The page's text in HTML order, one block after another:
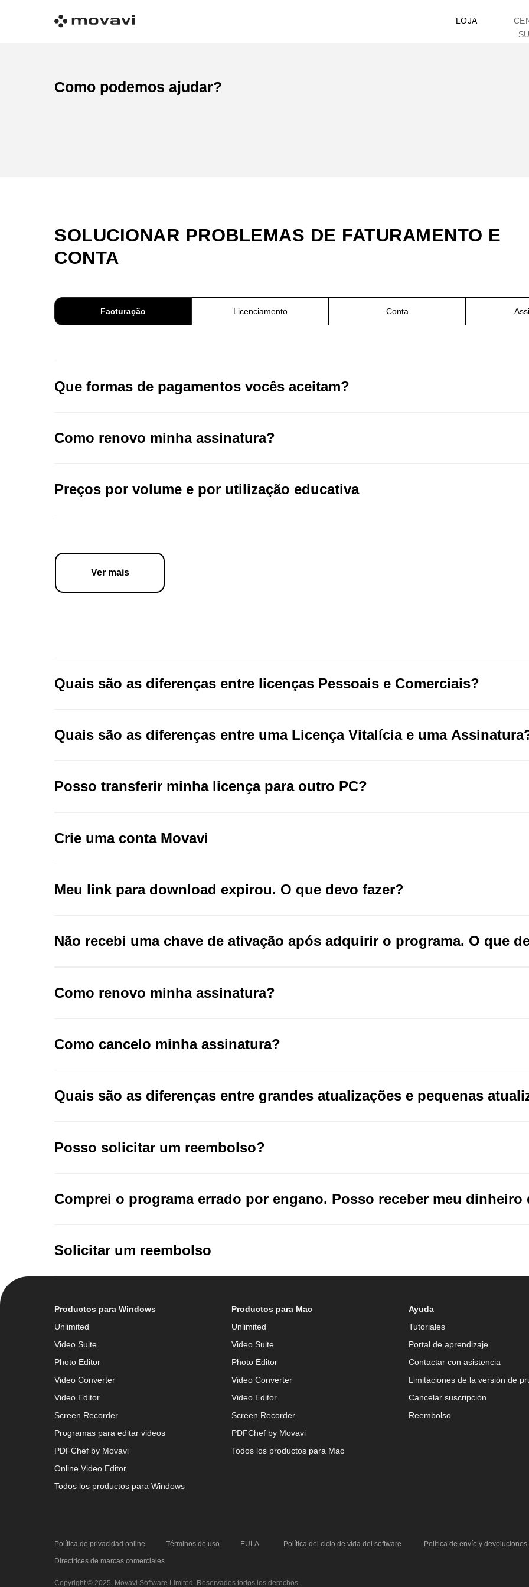
LOJA
Como podemos ajudar?
SOLUCIONAR PROBLEMAS DE FATURAMENTO E
CONTA
Facturação Licenciamento Conta
Que formas de pagamentos vocês aceitam?
Como renovo minha assinatura?
Preços por volume e por utilização educativa
Ver mais
Quais são as diferenças entre licenças Pessoais e Comerciais?
Quais são as diferenças entre uma Licença Vitalícia e uma
Posso transferir minha licença para outro PC?
Crie uma conta Movavi
Meu link para download expirou. O que devo fazer?
Não recebi uma chave de ativação após adquirir o programa. O que
Como renovo minha assinatura?
Como cancelo minha assinatura?
Quais são as diferenças entre grandes atualizações e pequenas
Posso solicitar um reembolso?
Comprei o programa errado por engano. Posso receber meu dinheiro
Solicitar um reembolso
Unlimited
Video Suite
Photo Editor
Video Converter
Video Editor
Screen Recorder
Programas para editar videos
PDFChef by Movavi
Online Video Editor
Todos los productos para Windows
Productos para Windows
Unlimited
Video Suite
Photo Editor
Video Converter
Video Editor
Screen Recorder
PDFChef by Movavi
Todos los productos para Mac
Productos para Mac
Tutoriales
Portal de aprendizaje
Contactar con asistencia
Limitaciones de la versión de
Cancelar suscripción
Reembolso
Ayuda
Política de privacidad online Términos de uso EULA Política del ciclo de vida del software Política de envío y devoluciones
Directrices de marcas comerciales
Copyright © 2025, Movavi Software Limited. Reservados todos los derechos.